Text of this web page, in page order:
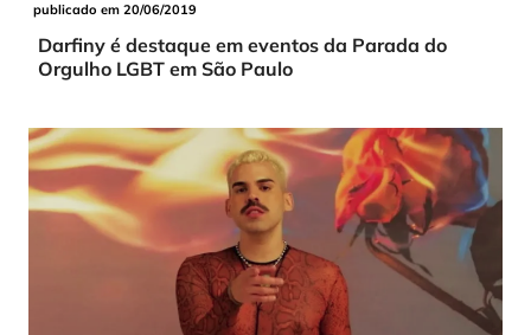
publicado em 20/06/2019
Darfiny é destaque em eventos da Parada do
Orgulho LGBT em São Paulo